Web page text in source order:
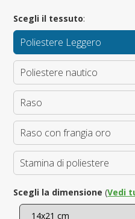
Scegli il tessuto:
Poliestere Leggero
Poliestere nautico
Raso
Raso con frangia oro
Stamina di poliestere
Scegli la dimensione (Vedi